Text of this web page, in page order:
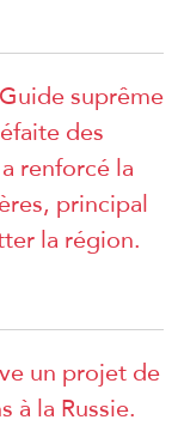
suprême
des
renforcé la
principal
la région.
un projet de
à la Russie.